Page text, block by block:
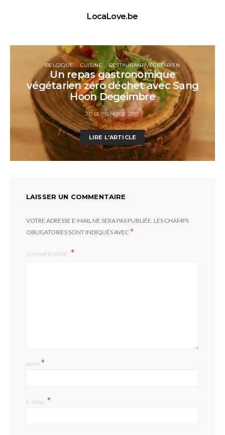
LocaLove.be
BELGIQUE CUISINE RESTAURANT VÉGÉTARIEN
Un repas gastronomique
végétarien zéro déchet avec Sang
Hoon Degeimbre
20 SEPTEMBRE 2017
LIRE L'ARTICLE
LAISSER UN COMMENTAIRE
VOTRE ADRESSE E-MAIL NE SERA PAS PUBLIÉE. LES CHAMPS
OBLIGATOIRES SONT INDIQUÉS AVEC*
COMMENTAIRE
NOM *
E-MAIL *